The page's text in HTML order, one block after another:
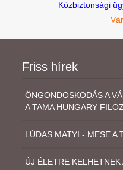
Közbiztonsági
Friss hírek
ÖNGONDOSKODÁS A
A TAMA HUNGARY
LÚDAS MATYI - MESE A
ÚJ ÉLETRE